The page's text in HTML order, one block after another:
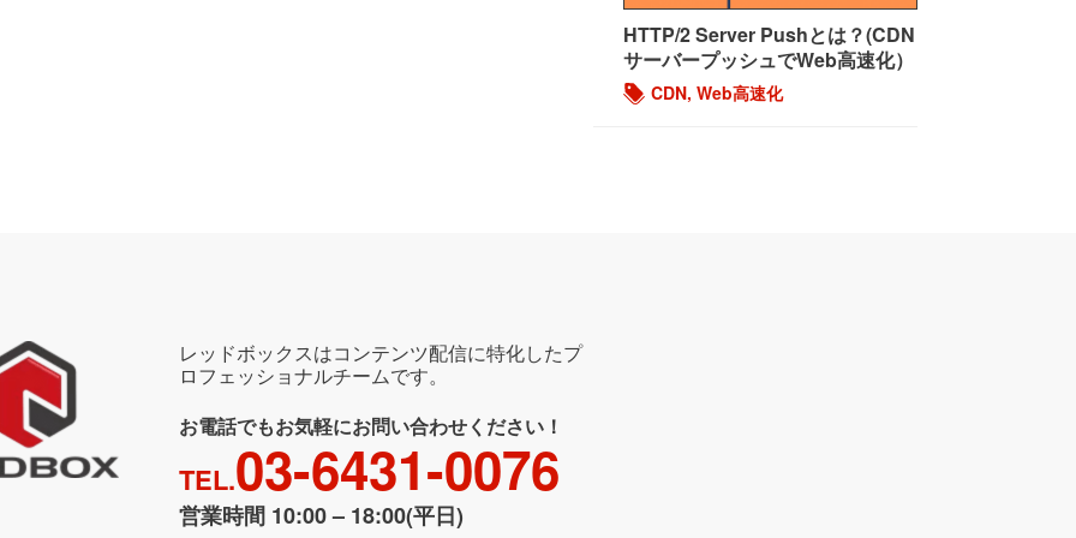
HTTP/2 Server Pushとは？(CDN
サーバープッシュでWeb高速化）
CDN, Web高速化
レッドボックスはコンテンツ配信に特化したプ
ロフェッショナルチームです。
お電話でもお気軽にお問い合わせください！
TEL.03-6431-0076
営業時間 10:00 – 18:00(平日)